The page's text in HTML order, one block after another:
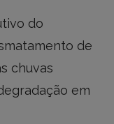
do
de
chuvas
em